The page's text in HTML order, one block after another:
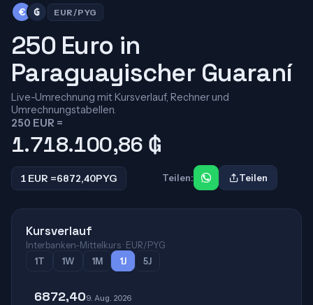
€ ₲ EUR/PYG
250 Euro in
Paraguayischer Guaraní
Live-Umrechnung mit Kursverlauf, Rechner und
Umrechnungstabellen.
250 EUR =
1.718.100,86 ₲
1 EUR =6872,40PYG Teilen: Teilen
Kursverlauf
Interbanken-Mittelkurs · EUR/PYG
1T
1W 1M 1J 5J
6872,409. Aug. 2026